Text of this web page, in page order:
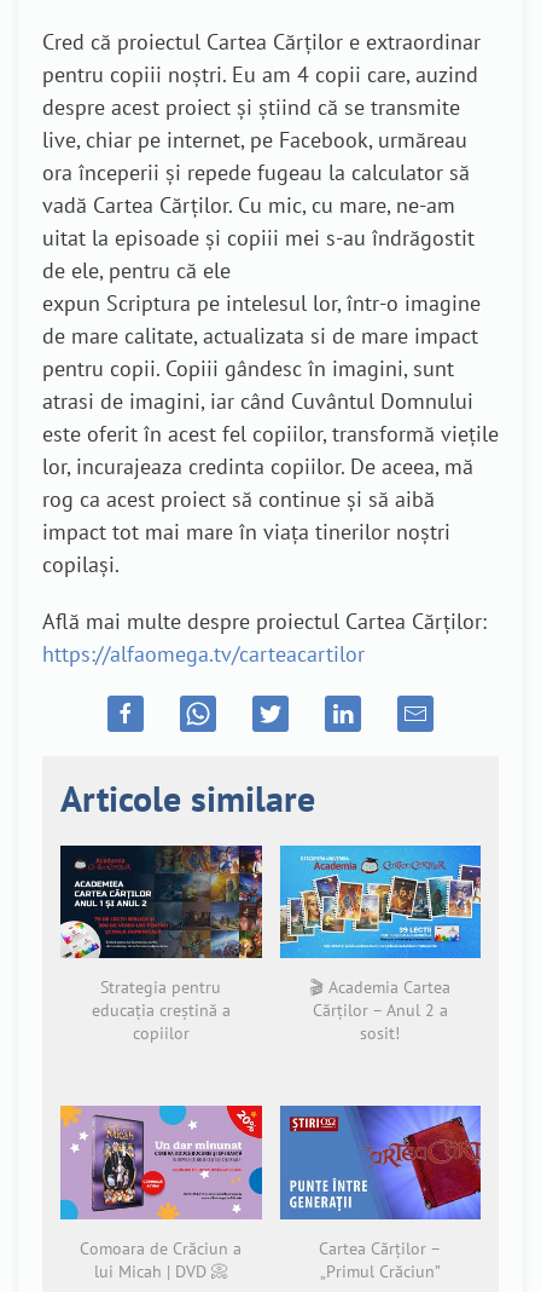
Cred că proiectul Cartea Cărților e extraordinar
pentru copiii noștri. Eu am 4 copii care, auzind
despre acest proiect și știind că se transmite
live, chiar pe internet, pe Facebook, urmăreau
ora începerii și repede fugeau la calculator să
vadă Cartea Cărților. Cu mic, cu mare, ne-am
uitat la episoade și copiii mei s-au îndrăgostit
de ele, pentru că ele
expun Scriptura pe intelesul lor, într-o imagine
de mare calitate, actualizata si de mare impact
pentru copii. Copiii gândesc în imagini, sunt
atrasi de imagini, iar când Cuvântul Domnului
este oferit în acest fel copiilor, transformă viețile
lor, incurajeaza credinta copiilor. De aceea, mă
rog ca acest proiect să continue și să aibă
impact tot mai mare în viața tinerilor noștri
copilași.
Află mai multe despre proiectul Cartea Cărților:
https://alfaomega.tv/carteacartilor
Articole similare
Strategia pentru
educația creștină a
copiilor
🎬 Academia Cartea
Cărților – Anul 2 a
sosit!
Comoara de Crăciun a
lui Micah | DVD 📀
Cartea Cărților –
„Primul Crăciun”